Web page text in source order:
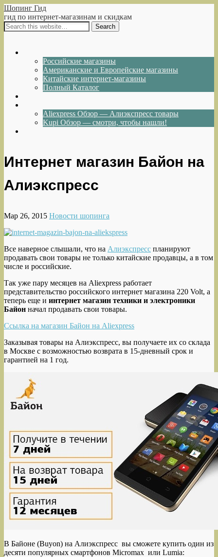
Шопинг Гид
гид по интернет-магазинам и скидкам
Российские магазины
Американские и Европейские магазины
Китайские интернет-магазины
Полный Каталог
Aliexpress Обзор — Алиэкспресс товары
Kupi Обзор — смотри, чтобы нашли!
Интернет магазин Байон на
Алиэкспресс
Мар 26, 2015 Новости шопинга
Все наверное слышали, что на Алиэкспресс планируют
продавать свои товары не только китайские продавцы, а в том
числе и российские.
Так уже пару месяцев на Aliexpress работает
представительство российского интернет магазина 220 Volt, а
теперь еще и интернет магазин техники и электроники
Байон начал продавать свои товары.
Ссылка на магазин Байон на Aliexpress
Заказывая товары на Алиэкспресс, вы получаете их со склада
в Москве с возможностью возврата в 15-дневный срок и
гарантией на 1 год.
В Байоне (Buyon) на Алиэкспресс вы сможете купить один из
десяти популярных смартфонов Micromax или Lumia: